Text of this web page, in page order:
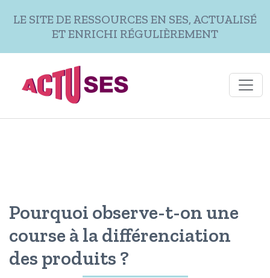
LE SITE DE RESSOURCES EN SES, ACTUALISÉ
ET ENRICHI RÉGULIÈREMENT
Pourquoi observe-t-on une
course à la différenciation
des produits ?